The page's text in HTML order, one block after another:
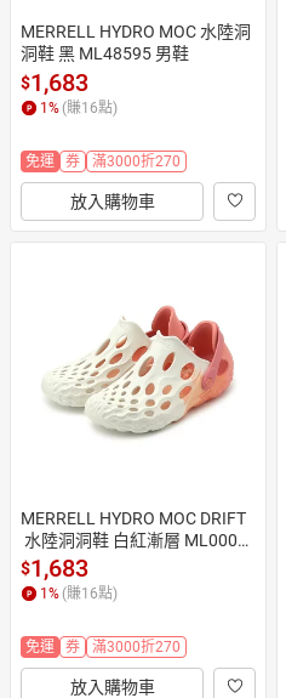
MERRELL HYDRO MOC 水陸洞
洞鞋 黑 ML48595 男鞋
$1,683
1% (賺16點)
免運 券 滿3000折270
放入購物車
MERRELL HYDRO MOC DRIFT
水陸洞洞鞋 白紅漸層 ML0000
3580 女鞋 治裝激推
$1,683
1 % (賺16點)
免運 券 滿3000折270
放入購物車